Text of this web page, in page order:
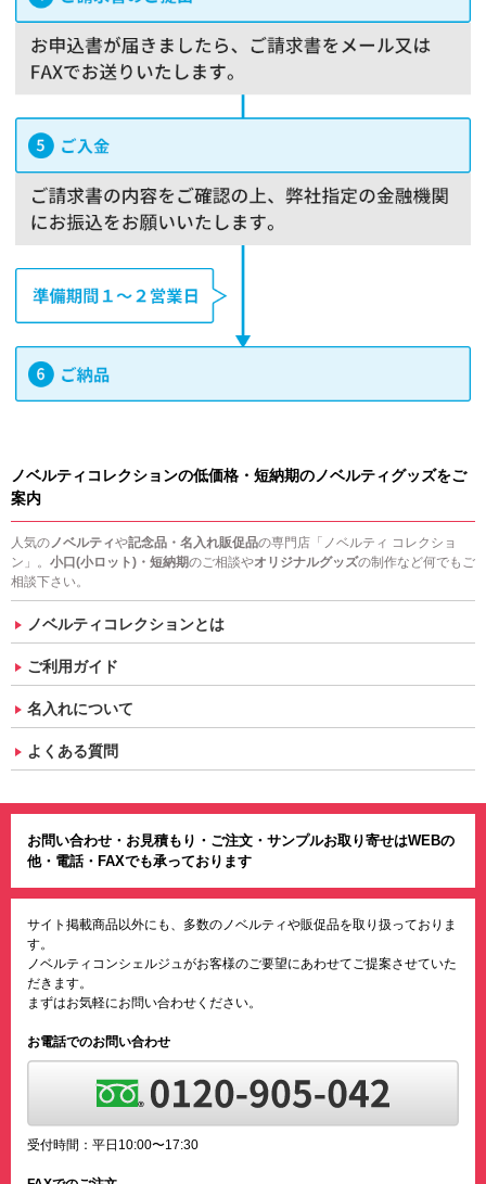
ノベルティコレクションの低価格・短納期のノベルティグッズをご
案内
人気のノベルティや記念品・名入れ販促品の専門店「ノベルティ コレクショ
ン」。 小口(小ロット)・短納期のご相談やオリジナルグッズの制作など何でもご
相談下さい。
ノベルティコレクションとは
ご利用ガイド
名入れについて
よくある質問
お問い合わせ・お見積もり・ご注文・サンプルお取り寄せはWEBの
他・電話・FAXでも承っております
サイト掲載商品以外にも、多数のノベルティや販促品を取り扱っておりま
す。
ノベルティコンシェルジュがお客様のご要望にあわせてご提案させていた
だきます。
まずはお気軽にお問い合わせください。
お電話でのお問い合わせ
受付時間：平日10:00〜17:30